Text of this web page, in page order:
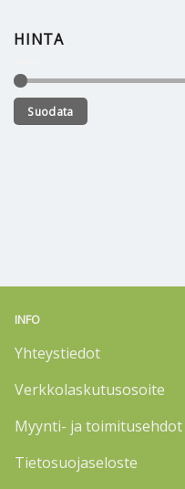
HINTA
Minimihinta
Maksimihinta
Suodata
INFO
Yhteystiedot
Verkkolaskutusosoite
Myynti- ja toimitusehdot
Tietosuojaseloste